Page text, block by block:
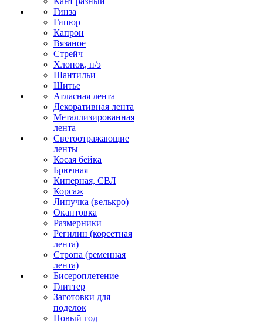
Гинза
Гипюр
Капрон
Вязаное
Стрейч
Хлопок, п/э
Шантильи
Шитье
Атласная лента
Декоративная лента
Металлизированная
лента
Светоотражающие
ленты
Косая бейка
Брючная
Киперная, СВЛ
Корсаж
Липучка (велькро)
Окантовка
Размерники
Регилин (корсетная
лента)
Стропа (ременная
лента)
Бисероплетение
Глиттер
Заготовки для
поделок
Новый год